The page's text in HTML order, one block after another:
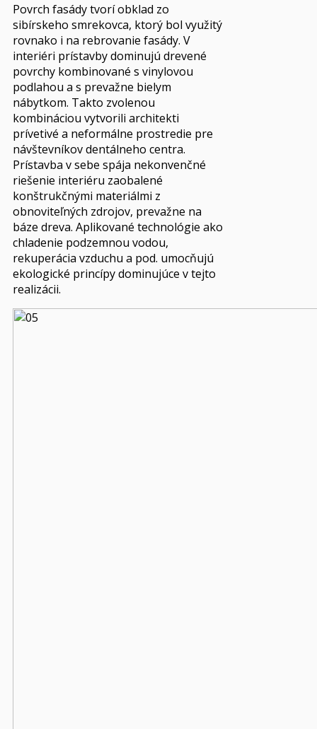
Povrch fasády tvorí obklad zo
sibírskeho smrekovca, ktorý bol využitý
rovnako i na rebrovanie fasády. V
interiéri prístavby dominujú drevené
povrchy kombinované s vinylovou
podlahou a s prevažne bielym
nábytkom. Takto zvolenou
kombináciou vytvorili architekti
prívetivé a neformálne prostredie pre
návštevníkov dentálneho centra.
Prístavba v sebe spája nekonvenčné
riešenie interiéru zaobalené
konštrukčnými materiálmi z
obnoviteľných zdrojov, prevažne na
báze dreva. Aplikované technológie ako
chladenie podzemnou vodou,
rekuperácia vzduchu a pod. umocňujú
ekologické princípy dominujúce v tejto
realizácii.